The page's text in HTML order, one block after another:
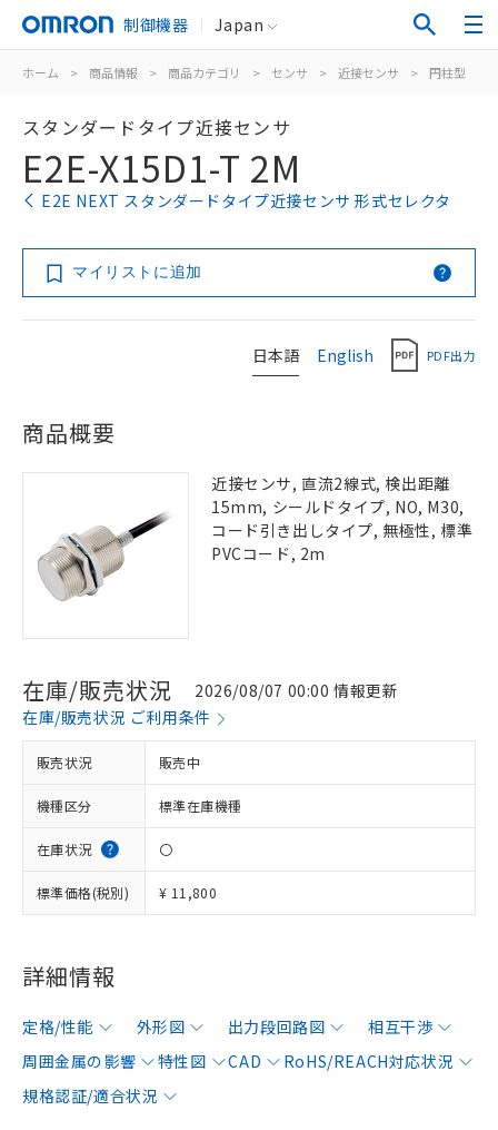
制御機器 Japan
ホーム > 商品情報 > 商品カテゴリ > センサ > 近接センサ > 円柱型
スタンダードタイプ近接センサ
E2E-X15D1-T 2M
E2E NEXT スタンダードタイプ近接センサ 形式セレクタ
マイリストに追加
日本語 English PDF出力
商品概要
近接センサ, 直流2線式, 検出距離
15mm, シールドタイプ, NO, M30,
コード引き出しタイプ, 無極性, 標準
PVCコード, 2m
在庫/販売状況
2026/08/07 00:00 情報更新
在庫/販売状況 ご利用条件
販売状況 販売中
機種区分 標準在庫機種
在庫状況 〇
標準価格(税別) ¥ 11,800
詳細情報
定格/性能 外形図 出力段回路図
相互干渉
周囲金属の影響
特性図 CAD
RoHS/REACH対応状況
規格認証/適合状況